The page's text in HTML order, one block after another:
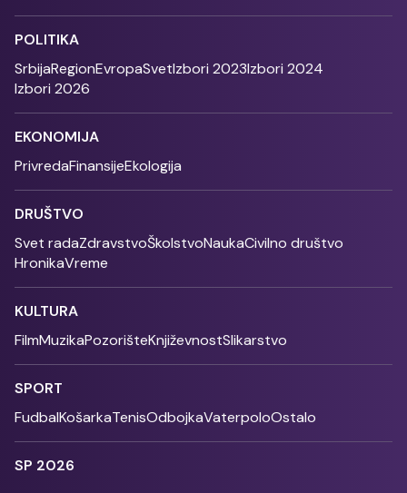
POLITIKA
SrbijaRegionEvropaSvetIzbori 2023Izbori 2024
Izbori 2026
EKONOMIJA
PrivredaFinansijeEkologija
DRUŠTVO
Svet radaZdravstvoŠkolstvoNaukaCivilno društvo
HronikaVreme
KULTURA
FilmMuzikaPozorišteKnjiževnostSlikarstvo
SPORT
FudbalKošarkaTenisOdbojkaVaterpoloOstalo
SP 2026